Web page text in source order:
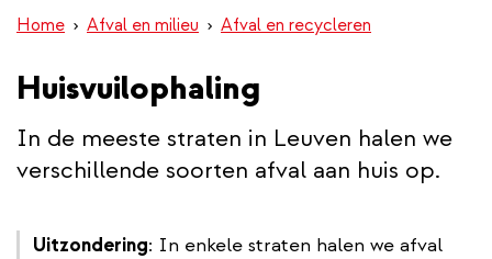
inhoud
gaan
Home Afval en milieu Afval en recycleren
Huisvuilophaling
In de meeste straten in Leuven halen we
verschillende soorten afval aan huis op.
Uitzondering: In enkele straten halen we afval